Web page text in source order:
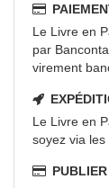
Le Livre en
par
virement
Le Livre en
soyez via les